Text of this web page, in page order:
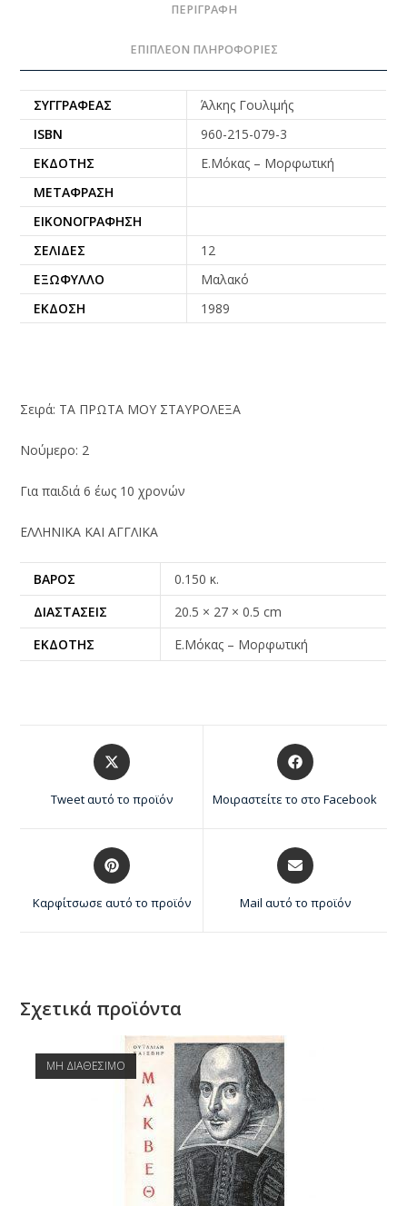
ΠΕΡΙΓΡΑΦΉ
ΕΠΙΠΛΈΟΝ ΠΛΗΡΟΦΟΡΊΕΣ
ΣΥΓΓΡΑΦΈΑΣ
Άλκης Γουλιμής
ISBN
960-215-079-3
ΕΚΔΌΤΗΣ
Ε.Μόκας – Μορφωτική
ΜΕΤΆΦΡΑΣΗ
ΕΙΚΟΝΟΓΡΆΦΗΣΗ
ΣΕΛΊΔΕΣ
12
ΕΞΏΦΥΛΛΟ
Μαλακό
ΈΚΔΟΣΗ
1989
Σειρά: ΤΑ ΠΡΩΤΑ ΜΟΥ ΣΤΑΥΡΟΛΕΞΑ
Νούμερο: 2
Για παιδιά 6 έως 10 χρονών
ΕΛΛΗΝΙΚΑ ΚΑΙ ΑΓΓΛΙΚΑ
ΒΆΡΟΣ
0.150 κ.
ΔΙΑΣΤΆΣΕΙΣ
20.5 × 27 × 0.5 cm
ΕΚΔΌΤΗΣ
Ε.Μόκας – Μορφωτική
Tweet αυτό το προϊόν Μοιραστείτε το στο Facebook
Καρφίτσωσε αυτό το προϊόν Mail αυτό το προϊόν
Σχετικά προϊόντα
ΜΗ ΔΙΑΘΕΣΙΜΟ